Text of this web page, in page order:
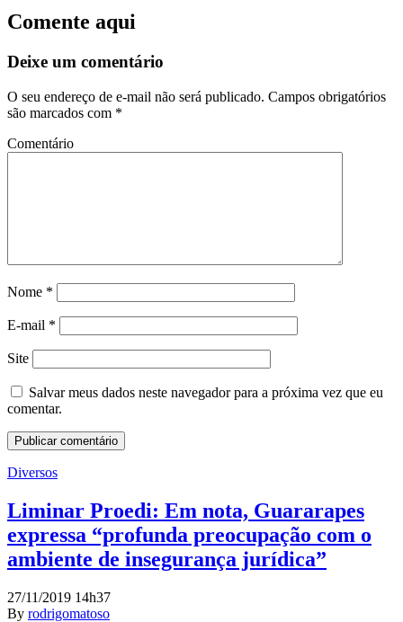
Comente aqui
Deixe um comentário
O seu endereço de e-mail não será publicado. Campos obrigatórios
são marcados com *
Comentário
Nome *
E-mail *
Site
Salvar meus dados neste navegador para a próxima vez que eu
comentar.
Diversos
Liminar Proedi: Em nota, Guararapes
expressa “profunda preocupação com o
ambiente de insegurança jurídica”
27/11/2019 14h37
By rodrigomatoso